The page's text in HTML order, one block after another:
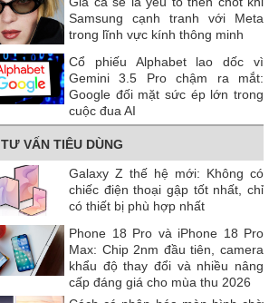
Samsung cạnh tranh với Meta
trong lĩnh vực kính thông minh
Cổ phiếu Alphabet lao dốc vì
Gemini 3.5 Pro chậm ra mắt:
Google đối mặt sức ép lớn trong
cuộc đua AI
TƯ VẤN TIÊU DÙNG
Galaxy Z thế hệ mới: Không có
chiếc điện thoại gập tốt nhất, chỉ
có thiết bị phù hợp nhất
Phone 18 Pro và iPhone 18 Pro
Max: Chip 2nm đầu tiên, camera
khẩu độ thay đổi và nhiều nâng
cấp đáng giá cho mùa thu 2026